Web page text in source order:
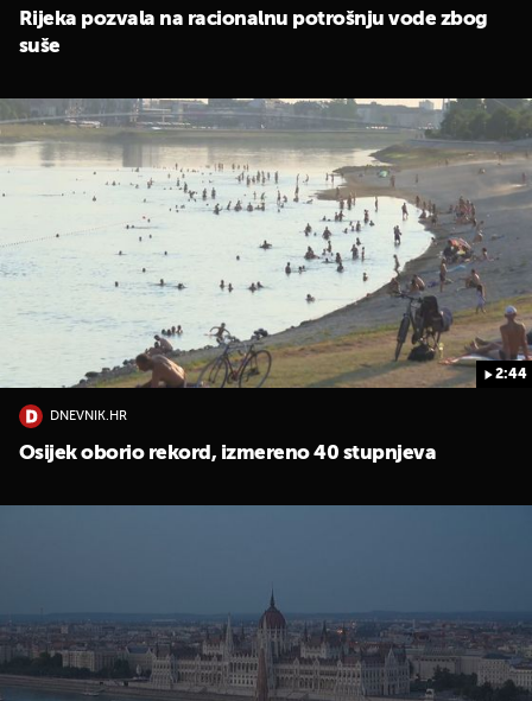
Rijeka pozvala na racionalnu potrošnju vode zbog
suše
2:44
DNEVNIK.HR
Osijek oborio rekord, izmereno 40 stupnjeva